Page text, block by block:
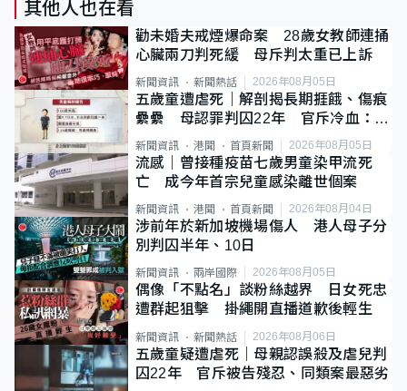
其他人也在看
勸未婚夫戒煙爆命案 28歲女教師連捅
心臟兩刀判死緩 母斥判太重已上訴
新聞資訊 新聞熱話 2026年08月05日
五歲童遭虐死｜解剖揭長期捱餓、傷痕
纍纍 母認罪判囚22年 官斥冷血：同
類案最惡劣
新聞資訊 港聞 首頁新聞 2026年08月05日
流感｜曾接種疫苗七歲男童染甲流死
亡 成今年首宗兒童感染離世個案
新聞資訊 港聞 首頁新聞 2026年08月04日
涉前年於新加坡機場傷人 港人母子分
別判囚半年、10日
新聞資訊 兩岸國際 2026年08月05日
偶像「不點名」談粉絲越界 日女死忠
遭群起狙擊 掛繩開直播道歉後輕生
新聞資訊 新聞熱話 2026年08月06日
五歲童疑遭虐死｜母親認誤殺及虐兒判
囚22年 官斥被告殘忍、同類案最惡劣